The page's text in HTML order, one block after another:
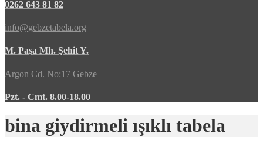
0262 643 81 82
info@gebzetabela.org
M. Paşa Mh. Şehit Y.
Argon Cd. No:17 Gebze
Pzt. - Cmt. 8.00-18.00
bina giydirmeli ışıklı tabela